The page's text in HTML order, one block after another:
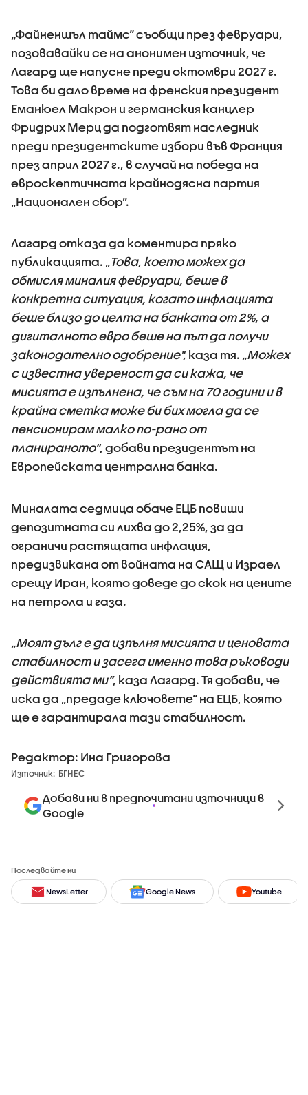
„Файненшъл таймс“ съобщи през февруари,
позовавайки се на анонимен източник, че
Лагард ще напусне преди октомври 2027 г.
Това би дало време на френския президент
Еманюел Макрон и германския канцлер
Фридрих Мерц да подготвят наследник
преди президентските избори във Франция
през април 2027 г., в случай на победа на
евроскептичната крайнодясна партия
„Национален сбор“.
Лагард отказа да коментира пряко
публикацията. „Това, което можех да
обмисля миналия февруари, беше в
конкретна ситуация, когато инфлацията
беше близо до целта на банката от 2%, а
дигиталното евро беше на път да получи
законодателно одобрение", каза тя. „Можех
с известна увереност да си кажа, че
мисията е изпълнена, че съм на 70 години и в
крайна сметка може би бих могла да се
пенсионирам малко по-рано от
планираното“, добави президентът на
Европейската централна банка.
Миналата седмица обаче ЕЦБ повиши
депозитната си лихва до 2,25%, за да
ограничи растящата инфлация,
предизвикана от войната на САЩ и Израел
срещу Иран, която доведе до скок на цените
на петрола и газа.
„Моят дълг е да изпълня мисията и ценовата
стабилност и засега именно това ръководи
действията ми“, каза Лагард. Тя добави, че
иска да „предаде ключовете“ на ЕЦБ, която
ще е гарантирала тази стабилност.
Редактор: Ина Григорова
Източник: БГНЕС
Добави ни в предпочитани източници в
Google
Последвайте ни
NewsLetter Google News Youtube